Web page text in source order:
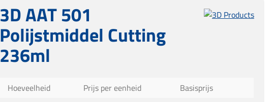
3D AAT 501
Polijstmiddel Cutting
236ml
Hoeveelheid Prijs per eenheid Basisprijs